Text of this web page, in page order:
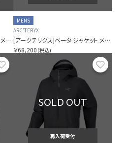
[アークテリクス]ベータ ジャケット メンズ
MENS
ARC'TERYX
[アークテリクス]ベータ ジャケット メンズ
￥68,200 (税込)
お気に入り
SOLD OUT
再入荷受付